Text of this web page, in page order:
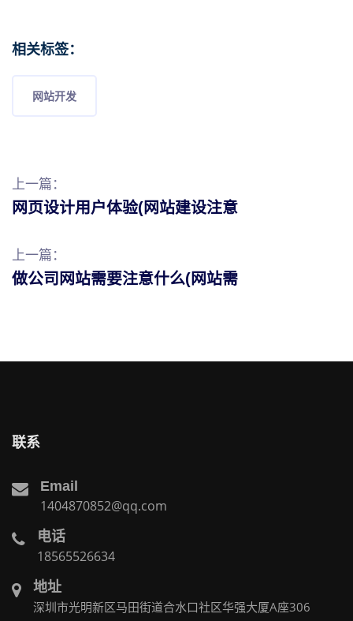
相关标签：
网站开发
上一篇：
网页设计用户体验(网站建设注意
上一篇：
做公司网站需要注意什么(网站需
联系
Email
1404870852@qq.com
电话
18565526634
地址
深圳市光明新区马田街道合水口社区华强大厦A座306